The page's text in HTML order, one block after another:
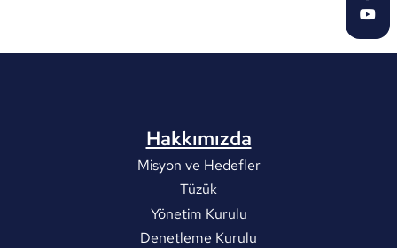
Hakkımızda
Misyon ve Hedefler
Tüzük
Yönetim Kurulu
Denetleme Kurulu